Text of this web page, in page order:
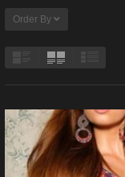
Order By